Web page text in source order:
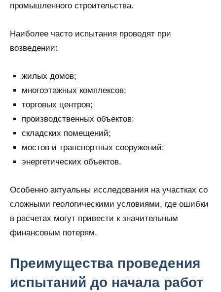
промышленного строительства.
Наиболее часто испытания проводят при
возведении:
жилых домов;
многоэтажных комплексов;
торговых центров;
производственных объектов;
складских помещений;
мостов и транспортных сооружений;
энергетических объектов.
Особенно актуальны исследования на участках со
сложными геологическими условиями, где ошибки
в расчетах могут привести к значительным
финансовым потерям.
Преимущества проведения
испытаний до начала работ